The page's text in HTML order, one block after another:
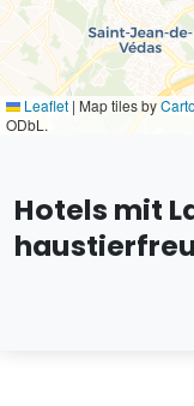
Leaflet | Map tiles byCarto
ODbL.
Hotels mit